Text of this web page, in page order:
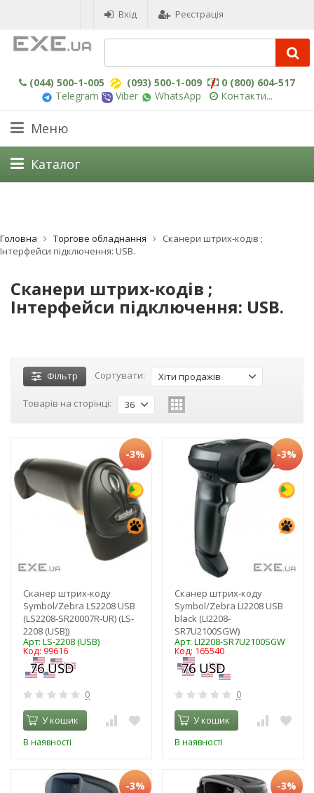
Вхід Реєстрація
(044) 500-1-005 (093) 500-1-009
0 (800) 604-517
Telegram
Viber WhatsApp Контакти...
Меню
Каталог
Головна Торгове обладнання
Сканери штрих-кодів ;
Інтерфейси підключення: USB.
Сканери штрих-кодів ;
Інтерфейси підключення: USB.
Фільтр Сортувати: Хіти продажів
Товарів на сторінці: 36
-3%
Сканер штрих-коду
Symbol/Zebra LS2208 USB
(LS2208-SR20007R-UR) (LS-
2208 (USB))
Арт: LS-2208 (USB)
Код: 99616
0
У кошик
В наявності
-3%
Сканер штрих-коду
Symbol/Zebra LI2208 USB
black (LI2208-
SR7U2100SGW)
Арт: LI2208-SR7U2100SGW
Код: 165540
0
У кошик
В наявності
-3% -3%